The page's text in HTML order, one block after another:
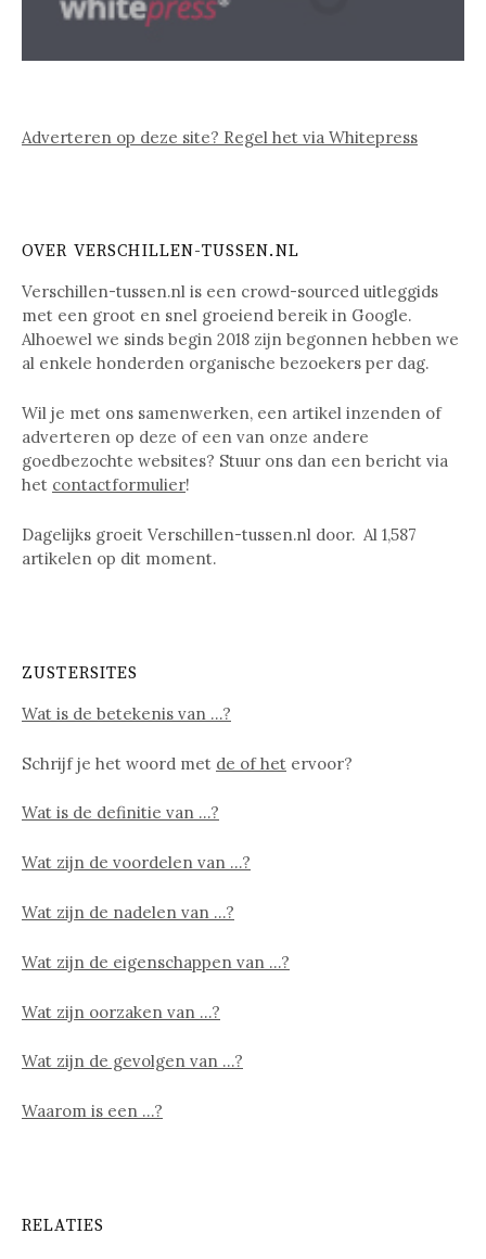
Adverteren op deze site? Regel het via Whitepress
OVER VERSCHILLEN-TUSSEN.NL
Verschillen-tussen.nl is een crowd-sourced uitleggids
met een groot en snel groeiend bereik in Google.
Alhoewel we sinds begin 2018 zijn begonnen hebben we
al enkele honderden organische bezoekers per dag.
Wil je met ons samenwerken, een artikel inzenden of
adverteren op deze of een van onze andere
goedbezochte websites? Stuur ons dan een bericht via
het contactformulier!
Dagelijks groeit Verschillen-tussen.nl door. Al 1,587
artikelen op dit moment.
ZUSTERSITES
Wat is de betekenis van …?
Schrijf je het woord met de of het ervoor?
Wat is de definitie van …?
Wat zijn de voordelen van …?
Wat zijn de nadelen van …?
Wat zijn de eigenschappen van …?
Wat zijn oorzaken van …?
Wat zijn de gevolgen van …?
Waarom is een …?
RELATIES